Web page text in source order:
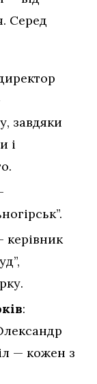
Серед
завдяки
і
керівник
:
— кожен з